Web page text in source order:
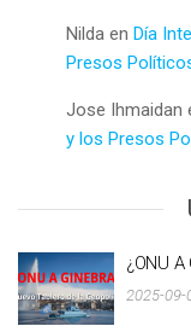
Nilda en Día
Presos
Jose Ihmaidan
y los Presos
¿ONU A
2025-09-